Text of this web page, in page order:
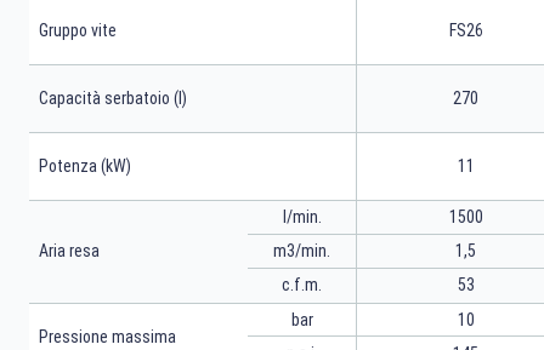
Gruppo vite FS26
Capacità serbatoio (l) 270
Potenza (kW) 11
Aria resa
l/min.
m3/min.
c.f.m.
1500
1,5
53
Pressione massima
bar
10